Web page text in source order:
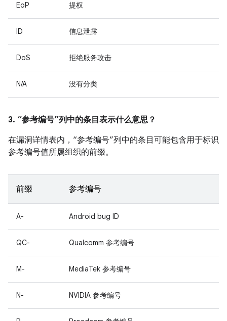
EoP 提权
ID 信息泄露
DoS 拒绝服务攻击
N/A 没有分类
3. “参考编号”列中的条目表示什么意思？
在漏洞详情表内，“参考编号”列中的条目可能包含用于标识
参考编号值所属组织的前缀。
前缀 参考编号
A- Android bug ID
QC- Qualcomm 参考编号
M- MediaTek 参考编号
N- NVIDIA 参考编号